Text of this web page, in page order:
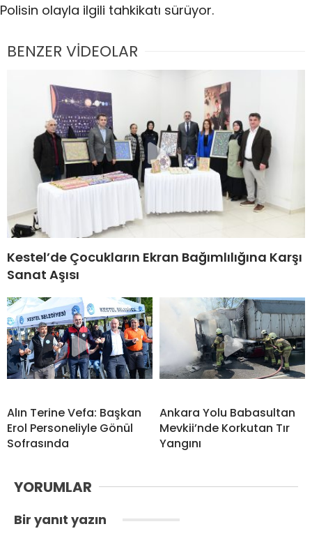
Polisin olayla ilgili tahkikatı sürüyor.
BENZER VİDEOLAR
Kestel’de Çocukların Ekran Bağımlılığına Karşı
Sanat Aşısı
Alın Terine Vefa: Başkan
Erol Personeliyle Gönül
Sofrasında
Ankara Yolu Babasultan
Mevkii’nde Korkutan Tır
Yangını
YORUMLAR
Bir yanıt yazın